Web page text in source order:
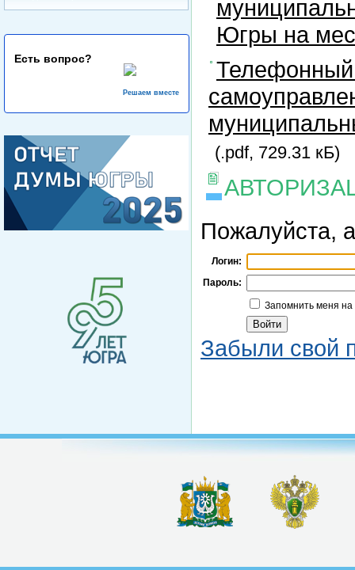
Есть вопрос?
Решаем вместе
Югры на
Телефонный
(.pdf, 729.31 кБ)
Пожалуйста,
Логин:
Пароль:
Запомнить меня
Забыли свой